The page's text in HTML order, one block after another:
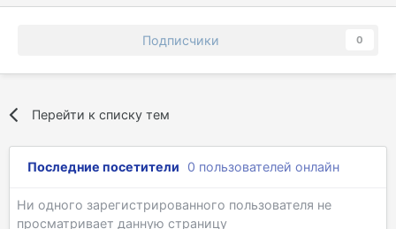
Подписчики 0
Перейти к списку тем
Последние посетители 0 пользователей онлайн
Ни одного зарегистрированного пользователя не
просматривает данную страницу